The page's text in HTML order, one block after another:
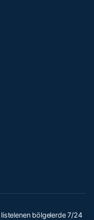
bölgelerde 7/24